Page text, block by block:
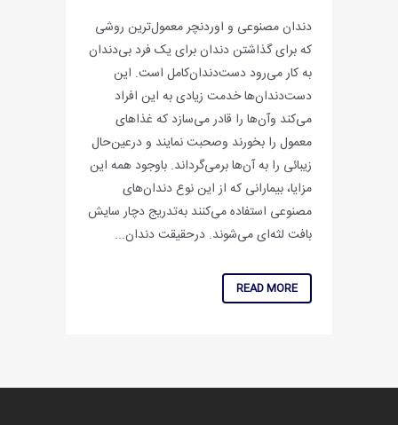
دندان مصنوعی و اوردنچر معمول‌ترین روشی
که برای گذاشتن دندان برای یک فرد بی‌دندان
به کار می‌رود دست‌دندان‌کامل است. این
دست‌دندان‌ها خدمت زیادی به این افراد
می‌کند وآن‌ها را قادر می‌سازد که غذاهای
معمول را بخورند وصحبت نمایند و در‌عین‌حال
زیبائی را به آن‌ها برمی‌گرداند. باوجود همه این
مزایا، بیمارانی که از این نوع دندان‌های
مصنوعی استفاده می‌کنند به‌تدریج دچار سایش
بافت لثه‌ای می‌شوند. در‌حقیقت دندان...
READ MORE